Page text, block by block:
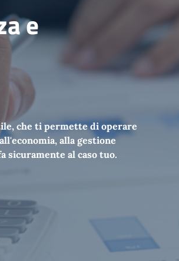
e
che ti permette di operare
alla gestione
sicuramente al caso tuo.